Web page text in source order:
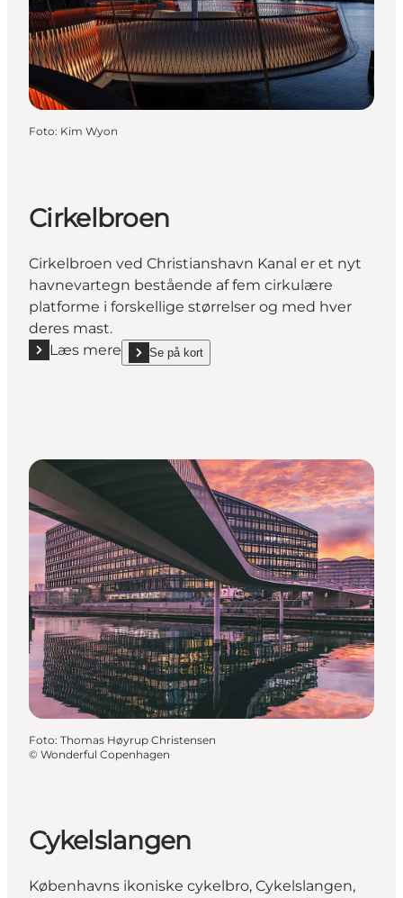
Foto: Kim Wyon
Cirkelbroen
Cirkelbroen ved Christianshavn Kanal er et nyt
havnevartegn bestående af fem cirkulære
platforme i forskellige størrelser og med hver
deres mast.
Læs mere
Læs mere "Cirkelbroen"
Se på kort
show Cirkelbroen on_map
Foto: Thomas Høyrup Christensen
© Wonderful Copenhagen
Cykelslangen
Københavns ikoniske cykelbro, Cykelslangen,